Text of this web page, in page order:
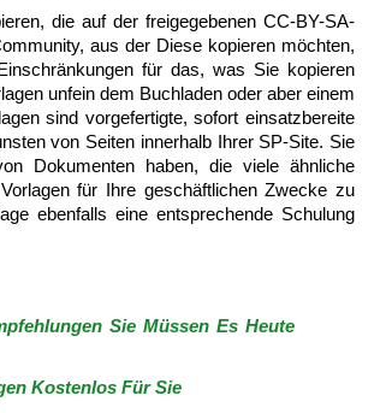
die auf der freigegebenen CC-BY-SA-
aus der Diese kopieren möchten,
für das, was Sie kopieren
unfein dem Buchladen oder aber einem
sind vorgefertigte, sofort einsatzbereite
von Seiten innerhalb Ihrer SP-Site. Sie
Dokumenten haben, die viele ähnliche
für Ihre geschäftlichen Zwecke zu
ebenfalls eine entsprechende Schulung
Sie Müssen Es Heute
Kostenlos Für Sie